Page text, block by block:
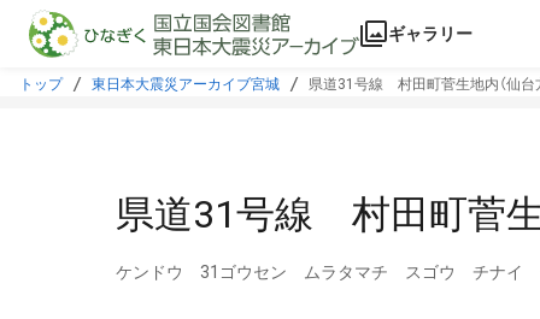
本文に飛ぶ
ギャラリー
トップ 東日本大震災アーカイブ宮城 県道31号線 村田町菅生地内（仙台
県道31号線 村田町菅生
ケンドウ 31ゴウセン ムラタマチ スゴウ チナイ